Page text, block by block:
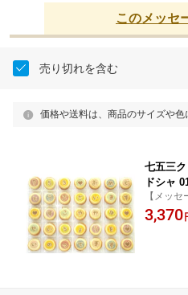
このメッセ
売り切れを含む
価格や送料は、商品のサイズや色
七五三
ドシャ
ジ クッ
料無料
【メッ
ざいます
ょうを
3,370